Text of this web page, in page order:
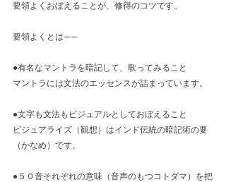
要領よくおぼえることが、修得のコツです。
要領よくとは——
●有名なマントラを暗記して、歌ってみること
マントラには文法のエッセンスが詰まっています。
●文字も文法もビジュアルとしておぼえること
ビジュアライズ（観想）はインド伝統の暗記術の要
（かなめ）です。
●５０音それぞれの意味（音声のもつコトダマ）を把